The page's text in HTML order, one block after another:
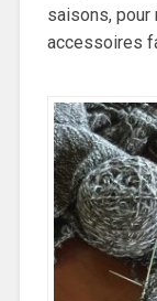
saisons,
accessoires